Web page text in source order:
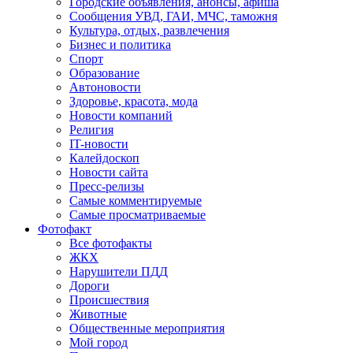
Сообщения УВД, ГАИ, МЧС, таможня
Культура, отдых, развлечения
Бизнес и политика
Спорт
Образование
Автоновости
Здоровье, красота, мода
Новости компаний
Религия
IT-новости
Калейдоскоп
Новости сайта
Пресс-релизы
Самые комментируемые
Самые просматриваемые
Фотофакт
Все фотофакты
ЖКХ
Нарушители ПДД
Дороги
Происшествия
Животные
Общественные мероприятия
Мой город